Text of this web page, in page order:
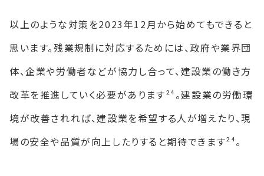
以上のような対策を2023年12月から始めてもできると
思います。残業規制に対応するためには、政府や業界団
体、企業や労働者などが協力し合って、建設業の働き方
改革を推進していく必要があります²⁴。建設業の労働環
境が改善されれば、建設業を希望する人が増えたり、現
場の安全や品質が向上したりすると期待できます²⁴。